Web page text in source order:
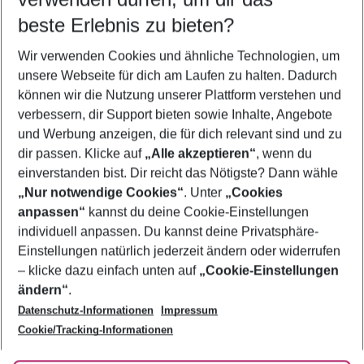
5-8 Nächte
2 Erwachsene Keine Kinder
Mehr Filter anzeigen
Footer
Footer navigation
Über uns
AGB
Bestpreisgarantie
Cookie-Einstellungen ändern
Cookie-Richtlinie
Agenturbetreuung
Barrierefreies Reisen
Folge uns
beste Erlebnis zu bieten?
Wir verwenden Cookies und ähnliche Technologien, um
unsere Webseite für dich am Laufen zu halten. Dadurch
können wir die Nutzung unserer Plattform verstehen und
verbessern, dir Support bieten sowie Inhalte, Angebote
und Werbung anzeigen, die für dich relevant sind und zu
dir passen. Klicke auf „Alle akzeptieren“, wenn du
einverstanden bist. Dir reicht das Nötigste? Dann wähle
„Nur notwendige Cookies“. Unter „Cookies
anpassen“ kannst du deine Cookie-Einstellungen
individuell anpassen. Du kannst deine Privatsphäre-
Einstellungen natürlich jederzeit ändern oder widerrufen
– klicke dazu einfach unten auf „Cookie-Einstellungen
ändern“.
Datenschutz-Informationen
Impressum
Cookie/Tracking-Informationen